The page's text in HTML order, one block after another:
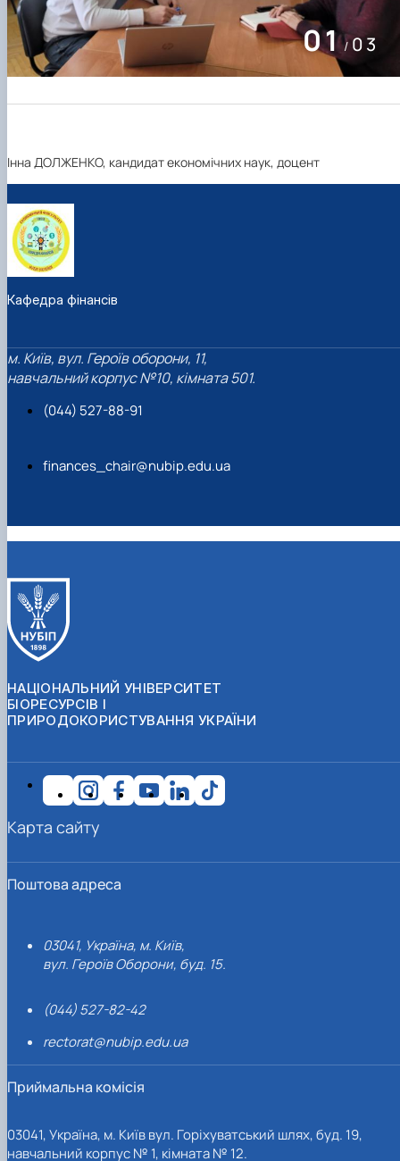
01/ 03
Інна ДОЛЖЕНКО, кандидат економічних наук, доцент
Кафедра фінансів
м. Київ, вул. Героїв оборони, 11,
навчальний корпус №10, кімната 501.
(044) 527-88-91
finances_chair@nubip.edu.ua
НАЦІОНАЛЬНИЙ УНІВЕРСИТЕТ
БІОРЕСУРСІВ І
ПРИРОДОКОРИСТУВАННЯ УКРАЇНИ
Поштова адреса
03041, Україна, м. Київ,
вул. Героїв Оборони, буд. 15.
(044) 527-82-42
rectorat@nubip.edu.ua
Приймальна комісія
03041, Україна, м. Київ вул. Горіхуватський шлях, буд. 19,
навчальний корпус № 1, кімната № 12.
Карта сайту